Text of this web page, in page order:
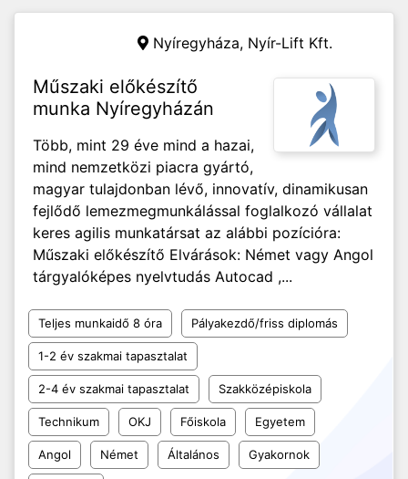
Nyíregyháza, Nyír-Lift Kft.
Műszaki előkészítő
munka Nyíregyházán
Több, mint 29 éve mind a hazai,
mind nemzetközi piacra gyártó,
magyar tulajdonban lévő, innovatív, dinamikusan
fejlődő lemezmegmunkálással foglalkozó vállalat
keres agilis munkatársat az alábbi pozícióra:
Műszaki előkészítő Elvárások: Német vagy Angol
tárgyalóképes nyelvtudás Autocad ,...
Teljes munkaidő 8 óra Pályakezdő/friss diplomás
1-2 év szakmai tapasztalat
2-4 év szakmai tapasztalat Szakközépiskola
Technikum OKJ Főiskola Egyetem
Angol Német Általános Gyakornok